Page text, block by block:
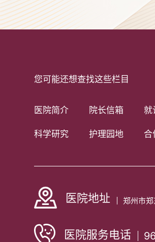
您可能还想查找这些栏目
医院简介 院长信箱 就
科学研究 护理园地 合
医院地址 郑州市
医院服务电话